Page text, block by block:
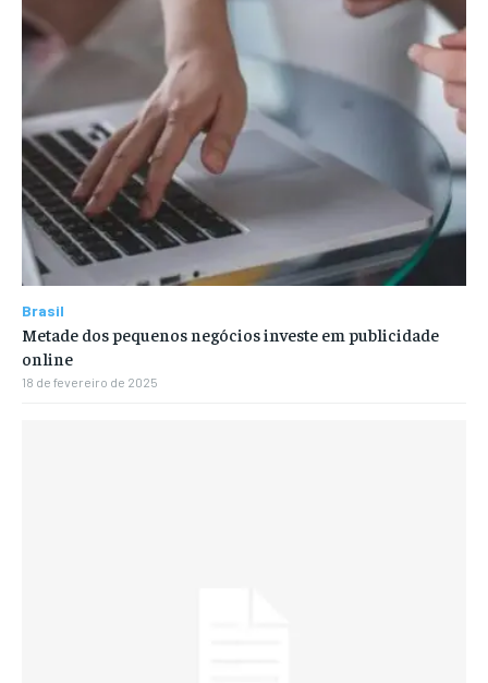
Brasil
Metade dos pequenos negócios investe em publicidade
online
18 de fevereiro de 2025